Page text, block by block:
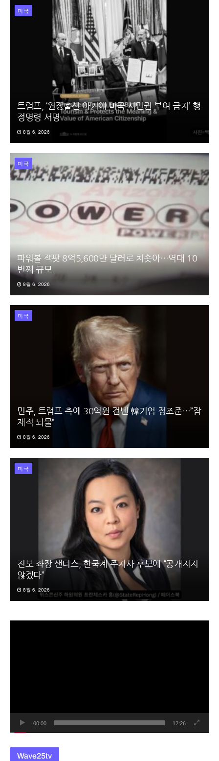
미국
트럼프, ‘원정출산 아기에 미국 시민권 부여 금지’ 행
정명령 서명
8월 6, 2026
미국
파워볼 잭팟 8억5,600만 달러로 치솟아…역대 10
번째 규모
8월 6, 2026
미국
민주, 트럼프 측에 30억원 건넨 韓기업 정조준…”잠
재적 뇌물”
8월 6, 2026
미국
진보 좌장 샌더스, 한국계 주지사 후보에 “공개지지
않겠다”
8월 6, 2026
00:00 12:26
Wave25tv